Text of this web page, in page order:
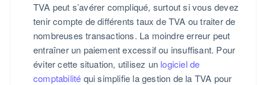
TVA peut s’avérer compliqué, surtout si vous devez
tenir compte de différents taux de TVA ou traiter de
nombreuses transactions. La moindre erreur peut
entraîner un paiement excessif ou insuffisant. Pour
éviter cette situation, utilisez un logiciel de
comptabilité qui simplifie la gestion de la TVA pour